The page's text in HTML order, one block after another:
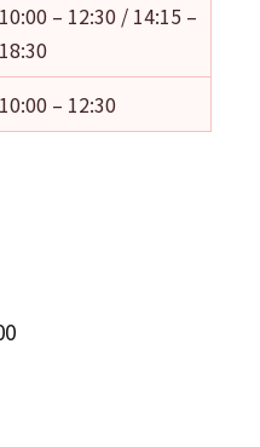
10:00 – 12:30 / 14:15 –
18:30
10:00 – 12:30